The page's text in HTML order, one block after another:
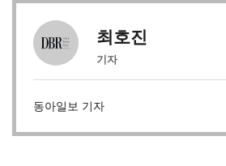
최호진
기자
동아일보 기자